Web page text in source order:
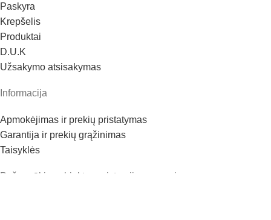
Paskyra
Krepšelis
Produktai
D.U.K
Užsakymo atsisakymas
Informacija
Apmokėjimas ir prekių pristatymas
Garantija ir prekių grąžinimas
Taisyklės
Pašarų ūkio subjekto registracijos numeris: